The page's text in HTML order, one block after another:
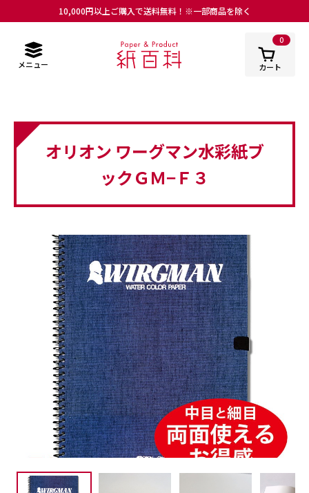
10,000円以上ご購入で送料無料！※一部商品を除く
メニュー
0
カート
オリオン ワーグマン水彩紙ブ
ックＧＭ−Ｆ３